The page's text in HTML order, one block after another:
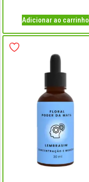
Adicionar ao carrinho